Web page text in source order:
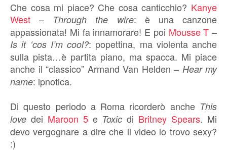
Che cosa mi piace? Che cosa canticchio? Kanye
West – Through the wire: è una canzone
appassionata! Mi fa innamorare! E poi Mousse T –
Is it ‘cos I’m cool?: popettina, ma violenta anche
sulla pista…è partita piano, ma spacca. Mi piace
anche il “classico” Armand Van Helden – Hear my
name: ipnotica.
Di questo periodo a Roma ricorderò anche This
love dei Maroon 5e Toxic di Britney Spears. Mi
devo vergognare a dire che il video lo trovo sexy?
:)